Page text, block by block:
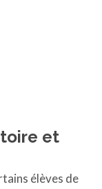
et
élèves de